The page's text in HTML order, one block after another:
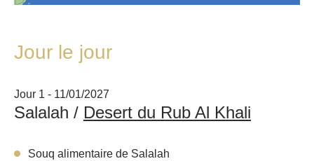
Jour le jour
Jour 1 - 11/01/2027
Salalah / Desert du Rub Al Khali
Souq alimentaire de Salalah